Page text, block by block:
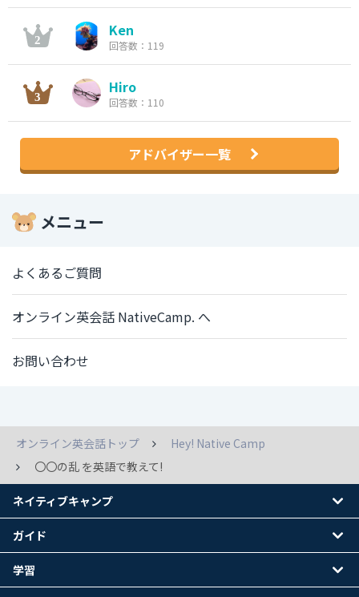
Ken
回答数：119
Hiro
回答数：110
アドバイザー一覧
メニュー
よくあるご質問
オンライン英会話 NativeCamp. へ
お問い合わせ
オンライン英会話トップ
Hey! Native Camp
〇〇の乱 を英語で教えて!
ネイティブキャンプ
ガイド
学習